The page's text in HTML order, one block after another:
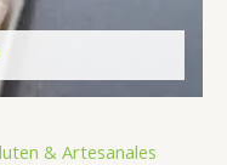
& Artesanales